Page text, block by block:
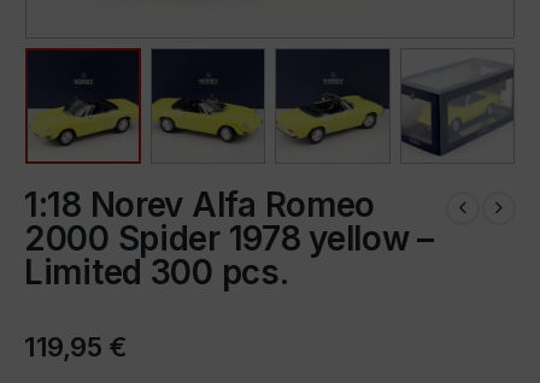
1:18 Norev Alfa Romeo
2000 Spider 1978 yellow –
Limited 300 pcs.
119,95 €